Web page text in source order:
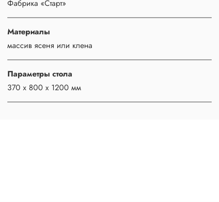
Фабрика «Старт»
Материалы
массив ясеня или клена
Параметры стола
370 х 800 х 1200 мм